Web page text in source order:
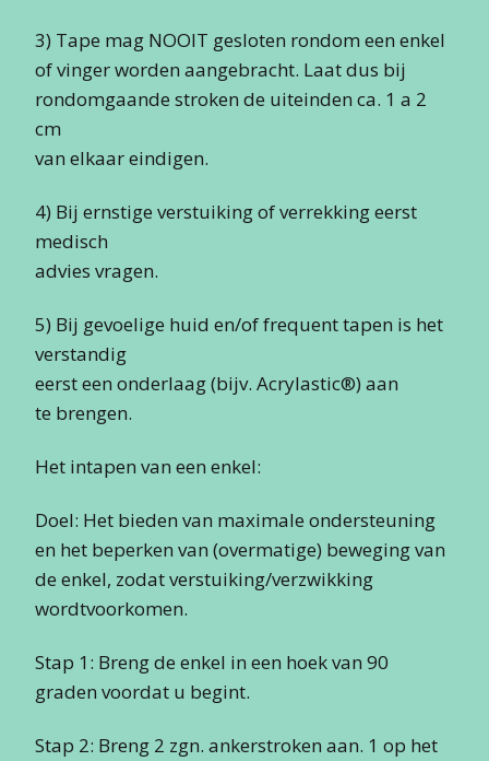
3) Tape mag NOOIT gesloten rondom een enkel
of vinger worden aangebracht. Laat dus bij
rondomgaande stroken de uiteinden ca. 1 a 2
cm
van elkaar eindigen.
4) Bij ernstige verstuiking of verrekking eerst
medisch
advies vragen.
5) Bij gevoelige huid en/of frequent tapen is het
verstandig
eerst een onderlaag (bijv. Acrylastic®) aan
te brengen.
Het intapen van een enkel:
Doel: Het bieden van maximale ondersteuning
en het beperken van (overmatige) beweging van
de enkel, zodat verstuiking/verzwikking
wordtvoorkomen.
Stap 1: Breng de enkel in een hoek van 90
graden voordat u begint.
Stap 2: Breng 2 zgn. ankerstroken aan. 1 op het